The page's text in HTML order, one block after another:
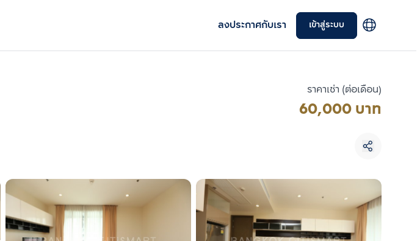
ลงประกาศกับเรา เข้าสู่ระบบ
ราคาเช่า (ต่อเดือน)
60,000 บาท
เพิ่มยูนิตเปรียบเทียบ
รายการที่ 3
เลือกยูนิตเพื่อเปรียบเทียบ
เลือกได้สูงสุด 3 รายการ
เปรียบเทียบ